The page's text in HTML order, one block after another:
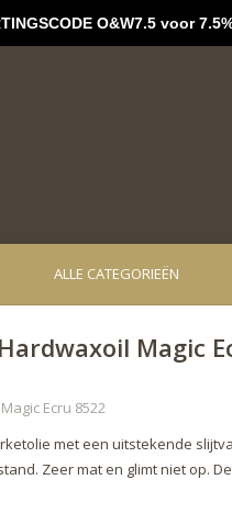
ALLE CATEGORIEËN
Magic
Ecru 8522
met een uitstekende
Zeer mat en glimt niet op.
O&W7.5 voor